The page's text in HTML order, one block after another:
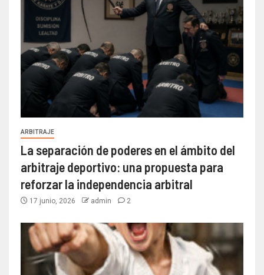
ARBITRAJE
La separación de poderes en el ámbito del
arbitraje deportivo: una propuesta para
reforzar la independencia arbitral
17 junio, 2026 admin 2